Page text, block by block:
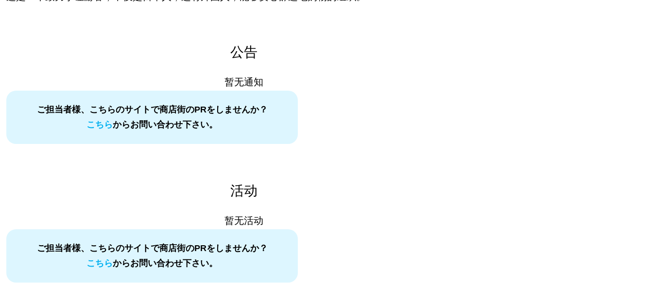
公告
暂无通知
ご担当者様、こちらのサイトで商店街のPRをしませんか？
こちらからお問い合わせ下さい。
活动
暂无活动
ご担当者様、こちらのサイトで商店街のPRをしませんか？
こちらからお問い合わせ下さい。